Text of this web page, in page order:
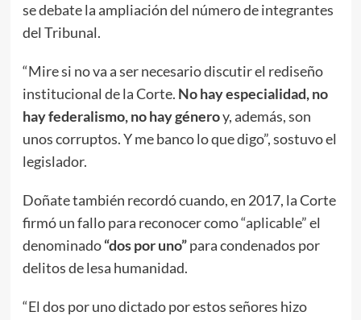
se debate la ampliación del número de integrantes
del Tribunal.
“Mire si no va a ser necesario discutir el rediseño
institucional de la Corte. No hay especialidad, no
hay federalismo, no hay géneroy, además, son
unos corruptos. Y me banco lo que digo”, sostuvo el
legislador.
Doñate también recordó cuando, en 2017, la Corte
firmó un fallo para reconocer como “aplicable” el
denominado“dos por uno”para condenados por
delitos de lesa humanidad.
“El dos por uno dictado por estos señores hizo